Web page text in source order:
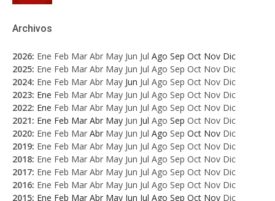
Archivos
2026: Ene Feb Mar Abr May Jun Jul Ago Sep Oct Nov Dic
2025: Ene Feb Mar Abr May Jun Jul Ago Sep Oct Nov Dic
2024: Ene Feb Mar Abr May Jun Jul Ago Sep Oct Nov Dic
2023: Ene Feb Mar Abr May Jun Jul Ago Sep Oct Nov Dic
2022: Ene Feb Mar Abr May Jun Jul Ago Sep Oct Nov Dic
2021: Ene Feb Mar Abr May Jun Jul Ago Sep Oct Nov Dic
2020: Ene Feb Mar Abr May Jun Jul Ago Sep Oct Nov Dic
2019: Ene Feb Mar Abr May Jun Jul Ago Sep Oct Nov Dic
2018: Ene Feb Mar Abr May Jun Jul Ago Sep Oct Nov Dic
2017: Ene Feb Mar Abr May Jun Jul Ago Sep Oct Nov Dic
2016: Ene Feb Mar Abr May Jun Jul Ago Sep Oct Nov Dic
2015: Ene Feb Mar Abr May Jun Jul Ago Sep Oct Nov Dic